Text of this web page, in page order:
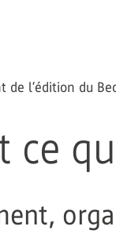
de l’édition du
ce